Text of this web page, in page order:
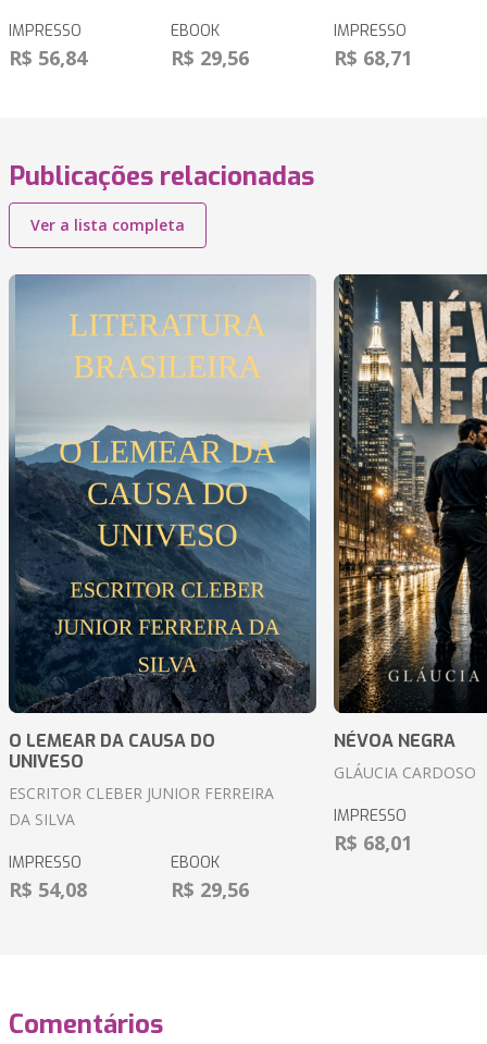
IMPRESSO
R$ 56,84
EBOOK
R$ 29,56
IMPRESSO
R$ 68,71
Publicações relacionadas
Ver a lista completa
O LEMEAR DA CAUSA DO
UNIVESO
ESCRITOR CLEBER JUNIOR FERREIRA
DA SILVA
IMPRESSO
R$ 54,08
EBOOK
R$ 29,56
NÉVOA NEGRA
GLÁUCIA CARDOSO
IMPRESSO
R$ 68,01
Comentários